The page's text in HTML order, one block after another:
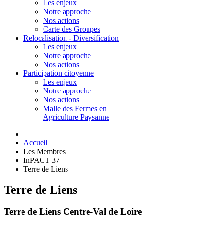
Les enjeux
Notre approche
Nos actions
Carte des Groupes
Relocalisation - Diversification
Les enjeux
Notre approche
Nos actions
Participation citoyenne
Les enjeux
Notre approche
Nos actions
Malle des Fermes en
Agriculture Paysanne
Accueil
Les Membres
InPACT 37
Terre de Liens
Terre de Liens
Terre de Liens Centre-Val de Loire